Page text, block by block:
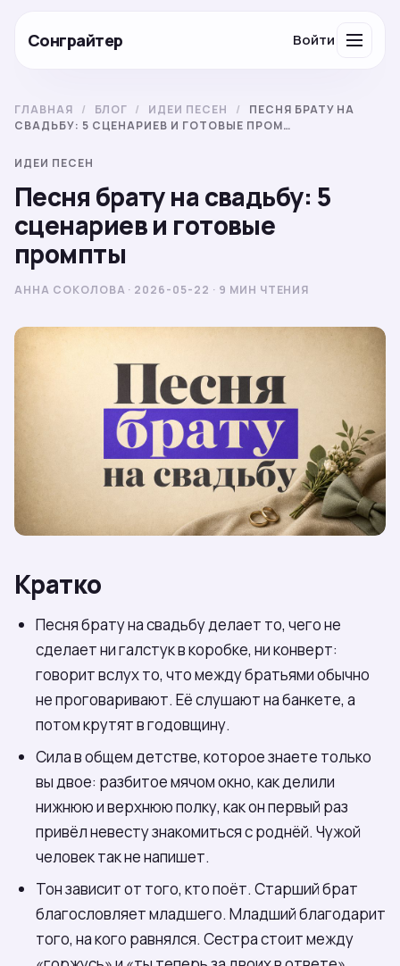
Сонграйтер Войти
ГЛАВНАЯ / БЛОГ / ИДЕИ ПЕСЕН /
ПЕСНЯ БРАТУ НА
СВАДЬБУ: 5 СЦЕНАРИЕВ И ГОТОВЫЕ ПРОМ…
ИДЕИ ПЕСЕН
Песня брату на свадьбу: 5
сценариев и готовые
промпты
АННА СОКОЛОВА · 2026-05-22 · 9 МИН ЧТЕНИЯ
Кратко
Песня брату на свадьбу делает то, чего не
сделает ни галстук в коробке, ни конверт:
говорит вслух то, что между братьями обычно
не проговаривают. Её слушают на банкете, а
потом крутят в годовщину.
Сила в общем детстве, которое знаете только
вы двое: разбитое мячом окно, как делили
нижнюю и верхнюю полку, как он первый раз
привёл невесту знакомиться с роднёй. Чужой
человек так не напишет.
Тон зависит от того, кто поёт. Старший брат
благословляет младшего. Младший благодарит
того, на кого равнялся. Сестра стоит между